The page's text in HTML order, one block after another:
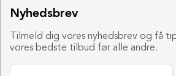
Nyhedsbrev
Tilmeld dig vores nyhedsbrev og få
vores bedste tilbud før alle andre.